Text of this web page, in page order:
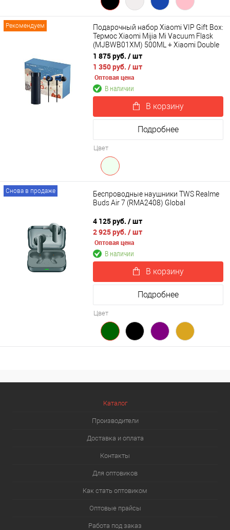
Рекомендуем
Подарочный набор Xiaomi VIP Gift Box:
Термос Xiaomi Mijia Mi Vacuum Flask
(MJBWB01XM) 500ML + Xiaomi Double
Dynamic Earphone SDQEJ06WM
1 875 руб. / шт
1 350 руб. / шт
Оптовая цена
В наличии
В корзину
Подробнее
Цвет
Снова в продаже
Беспроводные наушники TWS Realme
Buds Air 7 (RMA2408) Global
4 125 руб. / шт
2 925 руб. / шт
Оптовая цена
В наличии
В корзину
Подробнее
Цвет
Каталог
Производители
Доставка и оплата
Контакты
Для оптовиков
Как стать оптовиком
Оптовые прайсы
Работа под заказ